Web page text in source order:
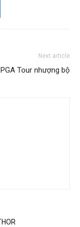
Next article
PGA Tour nhượng bộ